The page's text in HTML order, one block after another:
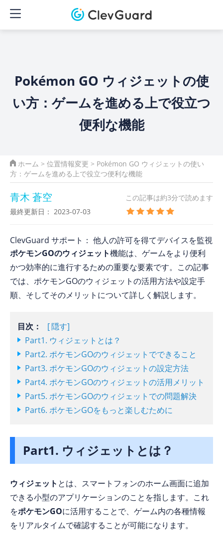
Pokémon GO ウィジェットの使
い方：ゲームを進める上で役立つ
便利な機能
ホーム > 位置情報変更 > Pokémon GO ウィジェットの使い
方：ゲームを進める上で役立つ便利な機能
青木 蒼空
最終更新日： 2023-07-03
この記事は約3分で読めます
ClevGuard サポート： 他人の許可を得てデバイスを監視
ポケモンGOのウィジェット機能は、ゲームをより便利
かつ効率的に進行するための重要な要素です。この記事
では、ポケモンGOのウィジェットの活用方法や設定手
順、そしてそのメリットについて詳しく解説します。
目次：
隠す
Part1. ウィジェットとは？
Part2. ポケモンGOのウィジェットでできること
Part3. ポケモンGOのウィジェットの設定方法
Part4. ポケモンGOのウィジェットの活用メリット
Part5. ポケモンGOのウィジェットでの問題解決
Part6. ポケモンGOをもっと楽しむために
Part1. ウィジェットとは？
ウィジェット とは、スマートフォンのホーム画面に追加
できる小型のアプリケーションのことを指します。これ
をポケモンGOに活用することで、ゲーム内の各種情報
をリアルタイムで確認することが可能になります。